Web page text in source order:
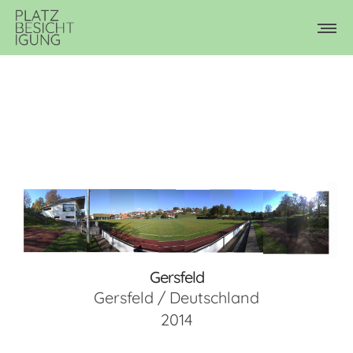
Gersfeld
Gersfeld / Deutschland
2014